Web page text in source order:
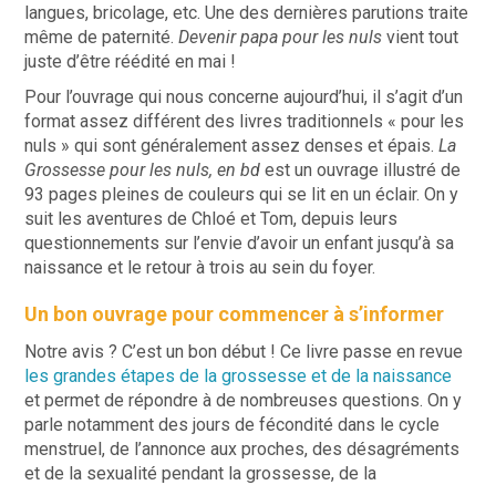
langues, bricolage, etc. Une des dernières parutions traite
même de paternité.Devenir papa pour les nuls vient tout
juste d’être réédité en mai !
Pour l’ouvrage qui nous concerne aujourd’hui, il s’agit d’un
format assez différent des livres traditionnels « pour les
nuls » qui sont généralement assez denses et épais.La
Grossesse pour les nuls, en bdest un ouvrage illustré de
93 pages pleines de couleurs qui se lit en un éclair. On y
suit les aventures de Chloé et Tom, depuis leurs
questionnements sur l’envie d’avoir un enfant jusqu’à sa
naissance et le retour à trois au sein du foyer.
Un bon ouvrage pour commencer à s’informer
Notre avis ? C’est un bon début ! Ce livre passe en revue
les grandes étapes de la grossesse et de la naissance
et permet de répondre à de nombreuses questions. On y
parle notamment des jours de fécondité dans le cycle
menstruel, de l’annonce aux proches, des désagréments
et de la sexualité pendant la grossesse, de la